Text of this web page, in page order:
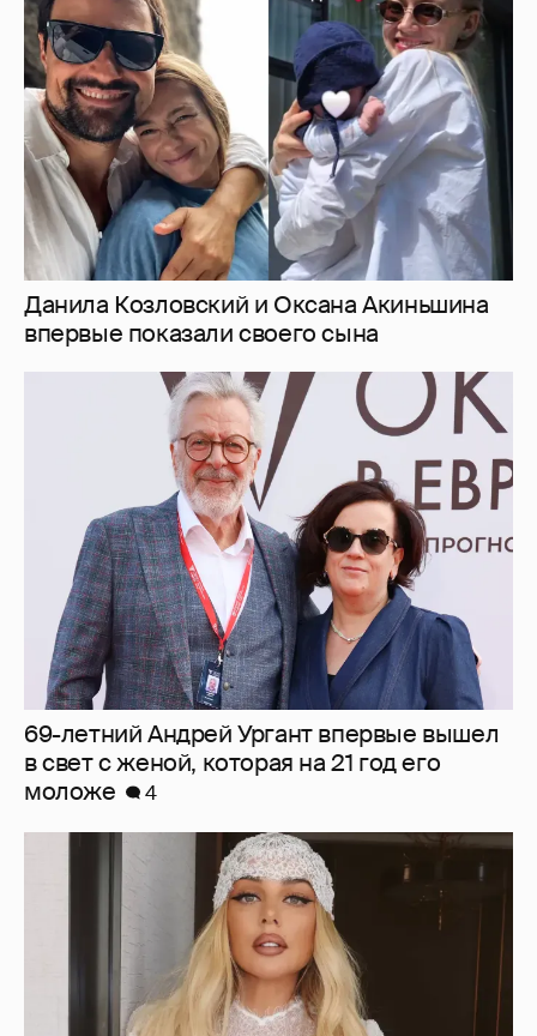
Данила Козловский и Оксана Акиньшина
впервые показали своего сына
69-летний Андрей Ургант впервые вышел
в свет с женой, которая на 21 год его
моложе
4